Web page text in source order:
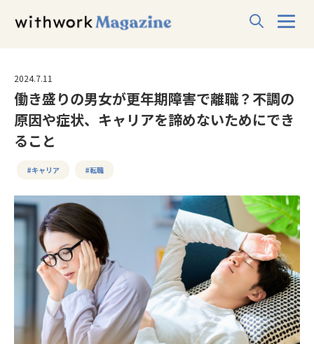
2024.7.11
働き盛りの男女が更年期障害で離職？不調の
原因や症状、キャリアを諦めないためにでき
ること
#キャリア #転職